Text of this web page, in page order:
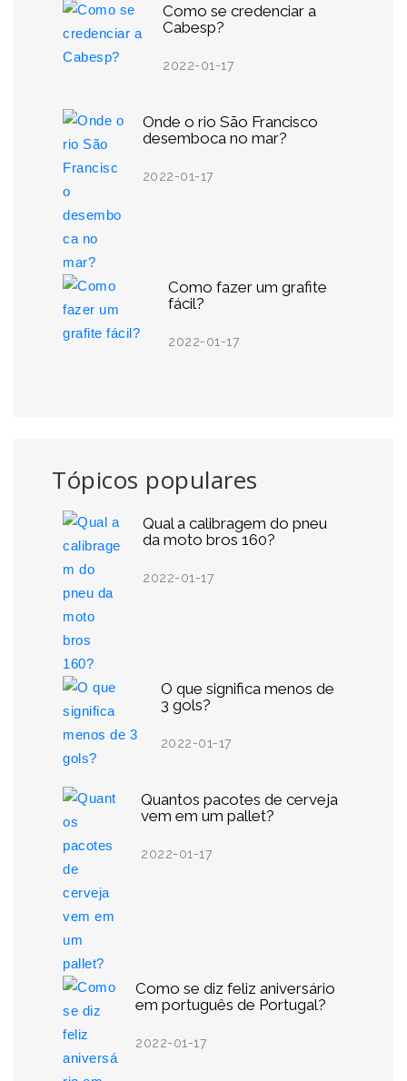
Como se credenciar a
Cabesp?
2022-01-17
Onde o rio São Francisco
desemboca no mar?
2022-01-17
Como fazer um grafite
fácil?
2022-01-17
Tópicos populares
Qual a calibragem do pneu
da moto bros 160?
2022-01-17
O que significa menos de
3 gols?
2022-01-17
Quantos pacotes de cerveja
vem em um pallet?
2022-01-17
Como se diz feliz aniversário
em português de Portugal?
2022-01-17